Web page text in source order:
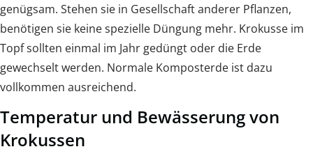
genügsam. Stehen sie in Gesellschaft anderer Pflanzen,
benötigen sie keine spezielle Düngung mehr. Krokusse im
Topf sollten einmal im Jahr gedüngt oder die Erde
gewechselt werden. Normale Komposterde ist dazu
vollkommen ausreichend.
Temperatur und Bewässerung von
Krokussen